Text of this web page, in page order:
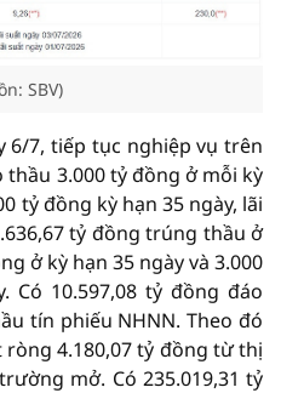
SBV)
6/7, tiếp tục nghiệp vụ trên
3.000 tỷ đồng ở mỗi kỳ
tỷ đồng kỳ hạn 35 ngày, lãi
tỷ đồng trúng thầu ở
ở kỳ hạn 35 ngày và 3.000
Có 10.597,08 tỷ đồng đáo
tín phiếu NHNN. Theo đó
4.180,07 tỷ đồng từ thị
mở. Có 235.019,31 tỷ